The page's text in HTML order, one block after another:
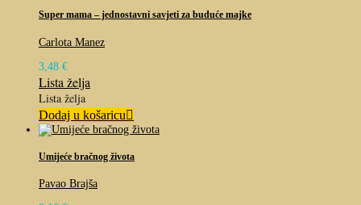
Super mama – jednostavni savjeti za buduće majke
Carlota Manez
3,48 €
Lista želja
Lista želja
Dodaj u košaricu
Umijeće bračnog života
Pavao Brajša